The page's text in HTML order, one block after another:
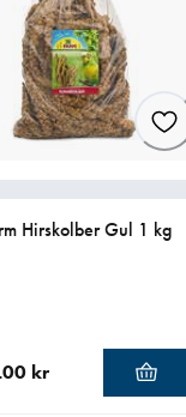
Hirskolber Gul 1 kg
kr